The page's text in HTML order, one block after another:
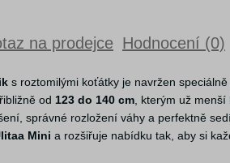
na prodejce Hodnocení (0)
s roztomilými koťátky je navržen
od 123 do 140 cm , kterým už
správné rozložení váhy a perfektně
Mini a rozšiřuje nabídku tak, aby si